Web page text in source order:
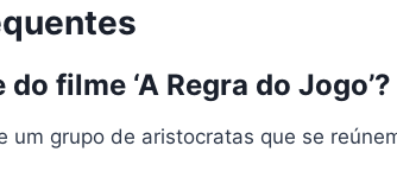
filme ‘A Regra do Jogo’?
um grupo de aristocratas que se